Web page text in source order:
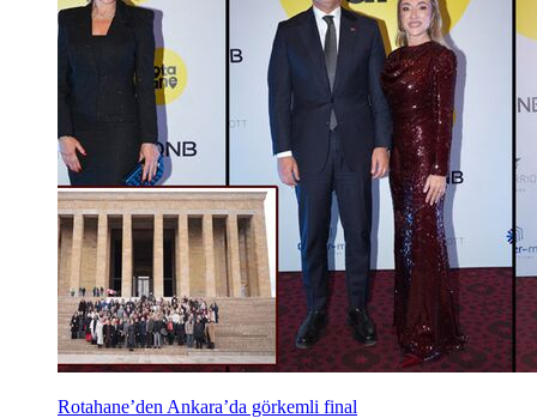
Rotahane’den Ankara’da görkemli final